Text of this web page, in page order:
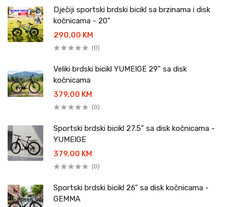
Dječiji sportski brdski bicikl sa brzinama i disk
kočnicama - 20"
290,00 KM
(0)
Veliki brdski bicikl YUMEIGE 29" sa disk
kočnicama
379,00 KM
(0)
Sportski brdski bicikl 27.5" sa disk kočnicama -
YUMEIGE
379,00 KM
(0)
Sportski brdski bicikl 26" sa disk kočnicama -
GEMMA